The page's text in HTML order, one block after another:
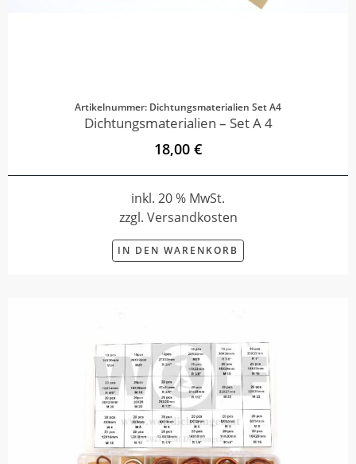
Artikelnummer: Dichtungsmaterialien Set A4
Dichtungsmaterialien – Set A 4
18,00 €
inkl. 20 % MwSt.
zzgl. Versandkosten
IN DEN WARENKORB